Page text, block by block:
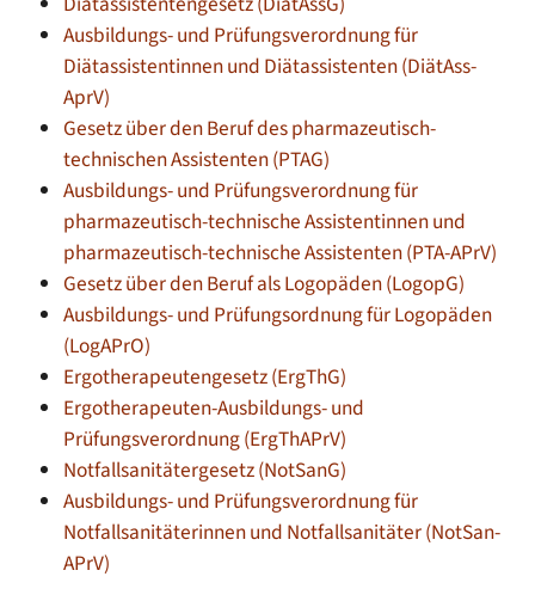
Ausbildungs- und Prüfungsverordnung für
Diätassistentinnen und Diätassistenten(DiätAss-
AprV)
Gesetz über den Beruf des pharmazeutisch-
technischen Assistenten(PTAG)
Ausbildungs- und Prüfungsverordnung für
pharmazeutisch-technische Assistentinnen und
pharmazeutisch-technische Assistenten(PTA-APrV)
Gesetz über den Beruf als Logopäden (LogopG)
Ausbildungs- und Prüfungsordnung für Logopäden
(LogAPrO)
Ergotherapeutengesetz(ErgThG)
Ergotherapeuten-Ausbildungs- und
Prüfungsverordnung(ErgThAPrV)
Notfallsanitätergesetz(NotSanG)
Ausbildungs- und Prüfungsverordnung für
Notfallsanitäterinnen und Notfallsanitäter(NotSan-
APrV)